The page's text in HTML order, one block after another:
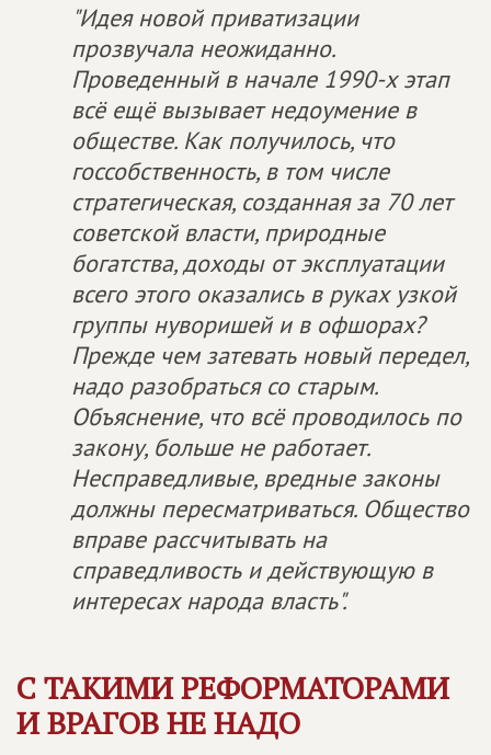
"Идея новой приватизации
прозвучала неожиданно.
Проведенный в начале 1990-х этап
всё ещё вызывает недоумение в
обществе. Как получилось, что
госсобственность, в том числе
стратегическая, созданная за 70 лет
советской власти, природные
богатства, доходы от эксплуатации
всего этого оказались в руках узкой
группы нуворишей и в офшорах?
Прежде чем затевать новый передел,
надо разобраться со старым.
Объяснение, что всё проводилось по
закону, больше не работает.
Несправедливые, вредные законы
должны пересматриваться. Общество
вправе рассчитывать на
справедливость и действующую в
интересах народа власть".
С ТАКИМИ РЕФОРМАТОРАМИ
И ВРАГОВ НЕ НАДО